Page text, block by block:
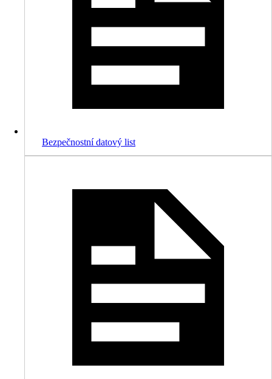
Bezpečnostní datový list